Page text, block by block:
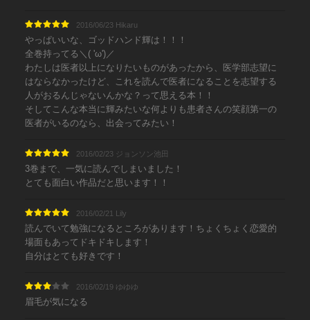
2016/06/23 Hikaru
やっぱいいな、ゴッドハンド輝は！！！
全巻持ってる＼( 'ω')／
わたしは医者以上になりたいものがあったから、医学部志望に
はならなかったけど、これを読んで医者になることを志望する
人がおるんじゃないんかな？って思える本！！
そしてこんな本当に輝みたいな何よりも患者さんの笑顔第一の
医者がいるのなら、出会ってみたい！
2016/02/23 ジョンソン池田
3巻まで、一気に読んでしまいました！
とても面白い作品だと思います！！
2016/02/21 Lily
読んでいて勉強になるところがあります！ちょくちょく恋愛的
場面もあってドキドキします！
自分はとても好きです！
2016/02/19 ゆゆゆ
眉毛が気になる